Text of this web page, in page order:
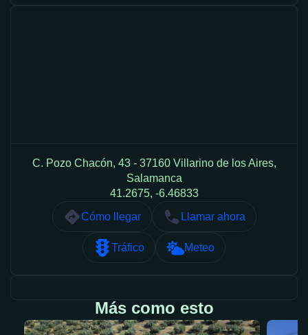
C. Pozo Chacón, 43 - 37160 Villarino de los Aires,
Salamanca
41.2675, -6.46833
Cómo llegar
Llamar ahora
Tráfico Meteo
Más como esto